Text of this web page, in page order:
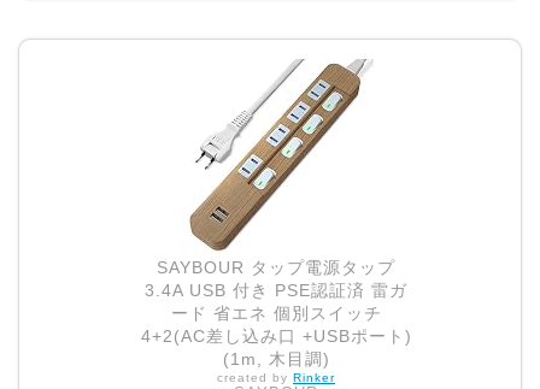
SAYBOUR タップ電源タップ
3.4A USB 付き PSE認証済 雷ガ
ード 省エネ 個別スイッチ
4+2(AC差し込み口 +USBポート)
(1m, 木目調)
created by Rinker